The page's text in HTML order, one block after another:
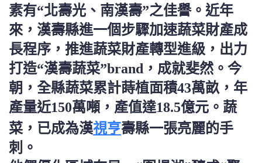
素有“北壽光、南漢壽”之佳譽。近年
來，漢壽縣進一個步驟加速蔬菜財產成
長程序，推進蔬菜財產轉型進級，出力
打造“漢壽蔬菜”brand，成就斐然。今
朝，全縣蔬菜累計蒔植面積43萬畝，年
產量近150萬噸，產值達18.5億元。蔬
菜，已成為漢視亨壽縣一張亮麗的手
刺。